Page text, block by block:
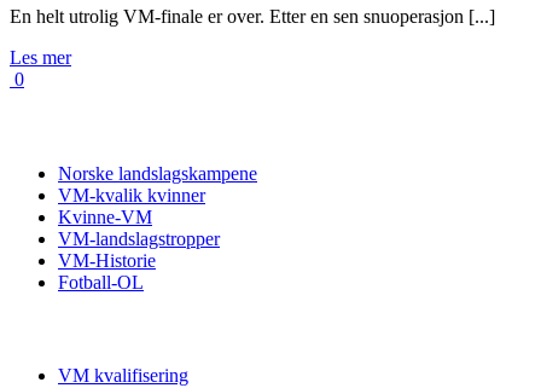
En helt utrolig VM-finale er over. Etter en sen snuoperasjon [...]
Les mer
0
Norske landslagskampene
VM-kvalik kvinner
Kvinne-VM
VM-landslagstropper
VM-Historie
Fotball-OL
VM kvalifisering